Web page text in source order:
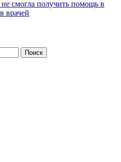
смогла получить помощь в
врачей